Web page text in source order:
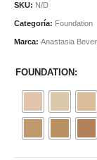
SKU: N/D
Categoría: Foundation
Marca: Anastasia
FOUNDATION